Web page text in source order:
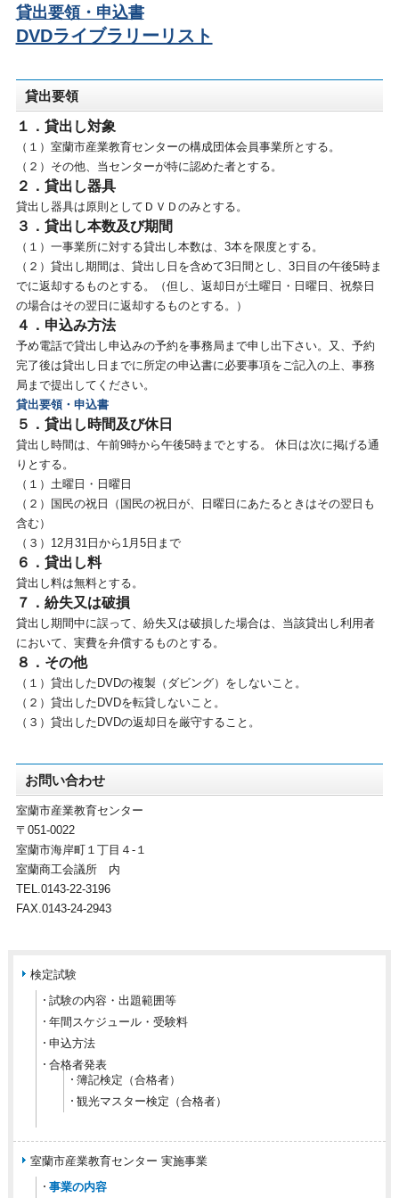
貸出要領・申込書
DVDライブラリーリスト
貸出要領
１．貸出し対象
（１）室蘭市産業教育センターの構成団体会員事業所とする。
（２）その他、当センターが特に認めた者とする。
２．貸出し器具
貸出し器具は原則としてＤＶＤのみとする。
３．貸出し本数及び期間
（１）一事業所に対する貸出し本数は、3本を限度とする。
（２）貸出し期間は、貸出し日を含めて3日間とし、3日目の午後5時ま
でに返却するものとする。（但し、返却日が土曜日・日曜日、祝祭日
の場合はその翌日に返却するものとする。）
４．申込み方法
予め電話で貸出し申込みの予約を事務局まで申し出下さい。又、予約
完了後は貸出し日までに所定の申込書に必要事項をご記入の上、事務
局まで提出してください。
貸出要領・申込書
５．貸出し時間及び休日
貸出し時間は、午前9時から午後5時までとする。 休日は次に掲げる通
りとする。
（１）土曜日・日曜日
（２）国民の祝日（国民の祝日が、日曜日にあたるときはその翌日も
含む）
（３）12月31日から1月5日まで
６．貸出し料
貸出し料は無料とする。
７．紛失又は破損
貸出し期間中に誤って、紛失又は破損した場合は、当該貸出し利用者
において、実費を弁償するものとする。
８．その他
（１）貸出したDVDの複製（ダビング）をしないこと。
（２）貸出したDVDを転貸しないこと。
（３）貸出したDVDの返却日を厳守すること。
お問い合わせ
室蘭市産業教育センター
〒051-0022
室蘭市海岸町１丁目４‐１
室蘭商工会議所 内
TEL.0143-22-3196
FAX.0143-24-2943
検定試験
試験の内容・出題範囲等
年間スケジュール・受験料
申込方法
合格者発表
簿記検定（合格者）
観光マスター検定（合格者）
室蘭市産業教育センター 実施事業
事業の内容